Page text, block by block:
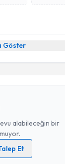
Göster
alabileceğin bir
Et
Aydınlatma Metni